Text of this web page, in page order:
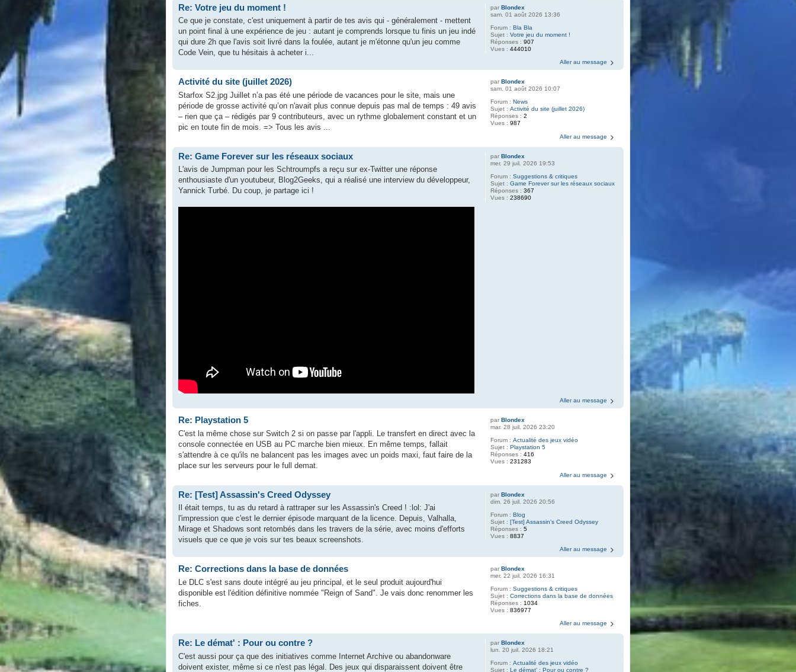
parBlondex
sam. 01 août 2026 13:36
Forum :Bla Bla
Sujet :Votre jeu du moment !
Réponses :907
Vues :444010
Re: Votre jeu du moment !
Ce que je constate, c'est uniquement à partir de tes avis qui - généralement - mettent
un point final à une expérience de jeu : autant je comprends lorsque tu finis un jeu indé
qui dure 2h que l'avis soit livré dans la foulée, autant je m'étonne qu'un jeu comme
Code Vein, que tu hésitais à acheter i...
Aller au message
parBlondex
sam. 01 août 2026 10:07
Forum :News
Sujet :Activité du site (juillet 2026)
Réponses :2
Vues :987
Activité du site (juillet 2026)
Starfox S2.jpg Juillet n’a pas été une période de vacances pour le site, mais une
période de grosse activité qu’on n'avait plus connue depuis pas mal de temps : 49 avis
– rien que ça – rédigés par 9 contributeurs, avec un rythme globalement constant et un
pic en toute fin de mois. => Tous les avis ...
Aller au message
parBlondex
mer. 29 juil. 2026 19:53
Forum :Suggestions & critiques
Sujet :Game Forever sur les réseaux sociaux
Réponses :367
Vues :238690
Re: Game Forever sur les réseaux sociaux
L'avis de Jumpman pour les Schtroumpfs a reçu sur ex-Twitter une réponse
enthousiaste d'un youtubeur, Blog2Geeks, qui a réalisé une interview du développeur,
Yannick Turbé. Du coup, je partage ici !
Aller au message
parBlondex
mar. 28 juil. 2026 23:20
Forum :Actualité des jeux vidéo
Sujet :Playstation 5
Réponses :416
Vues :231283
Re: Playstation 5
C'est la même chose sur Switch 2 si on passe par l'appli. Le transfert en direct avec la
console connectée en USB au PC marche bien mieux. En même temps, fallait
s'attendre à ce qu'ils ne balancent pas les images avec un poids maxi, faut faire de la
place sur les serveurs pour le full demat.
Aller au message
parBlondex
dim. 26 juil. 2026 20:56
Forum :Blog
Sujet :[Test] Assassin's Creed Odyssey
Réponses :5
Vues :8837
Re: [Test] Assassin's Creed Odyssey
Il était temps, tu as du retard à rattraper sur les Assassin's Creed ! :lol: J'ai
l'impression que c'est le dernier épisode marquant de la licence. Depuis, Valhalla,
Mirage et Shadows sont retombés dans les travers de la série, avec moins d'efforts
visuels que ce que je vois sur tes beaux screenshots.
Aller au message
parBlondex
mer. 22 juil. 2026 16:31
Forum :Suggestions & critiques
Sujet :Corrections dans la base de données
Réponses : 1034
Vues :836977
Re: Corrections dans la base de données
Le DLC s'est sans doute intégré au jeu principal, et le seul produit aujourd'hui
disponible est l'édition définitive nommée "Reign of Sand". Je vais donc renommer les
fiches.
Aller au message
parBlondex
lun. 20 juil. 2026 18:21
Forum :Actualité des jeux vidéo
Sujet :Le démat' : Pour ou contre ?
Re: Le démat' : Pour ou contre ?
C'est aussi pour ça que des initiatives comme Internet Archive ou abandonware
doivent exister, même si ce n'est pas légal. Des jeux qui disparaissent doivent être